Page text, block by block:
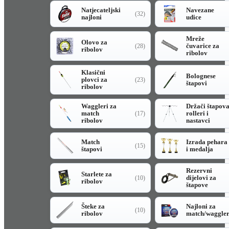
Natjecateljski
najloni
(32)
Navezane
udice
Olovo za
ribolov
(28)
Mreže
čuvarice za
ribolov
Klasični
plovci za
ribolov
(23)
Bolognese
štapovi
Waggleri za
match
ribolov
(17)
Držači štapova
rolleri i
nastavci
Match
štapovi
(15)
Izrada pehara
i medalja
Starlete za
ribolov
(10)
Rezervni
dijelovi za
štapove
Šteke za
ribolov
(10)
Najloni za
match/waggler